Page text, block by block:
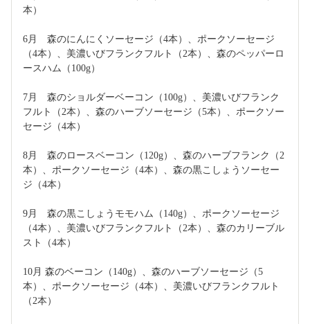
本）
6月　森のにんにくソーセージ（4本）、ポークソーセージ
（4本）、美濃いびフランクフルト（2本）、森のペッパーロ
ースハム（100g）
7月　森のショルダーベーコン（100g）、美濃いびフランク
フルト（2本）、森のハーブソーセージ（5本）、ポークソー
セージ（4本）
8月　森のロースベーコン（120g）、森のハーブフランク（2
本）、ポークソーセージ（4本）、森の黒こしょうソーセー
ジ（4本）
9月　森の黒こしょうモモハム（140g）、ポークソーセージ
（4本）、美濃いびフランクフルト（2本）、森のカリーブル
スト（4本）
10月 森のベーコン（140g）、森のハーブソーセージ（5
本）、ポークソーセージ（4本）、美濃いびフランクフルト
（2本）